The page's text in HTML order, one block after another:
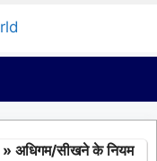
» अधिगम/सीखने के नियम